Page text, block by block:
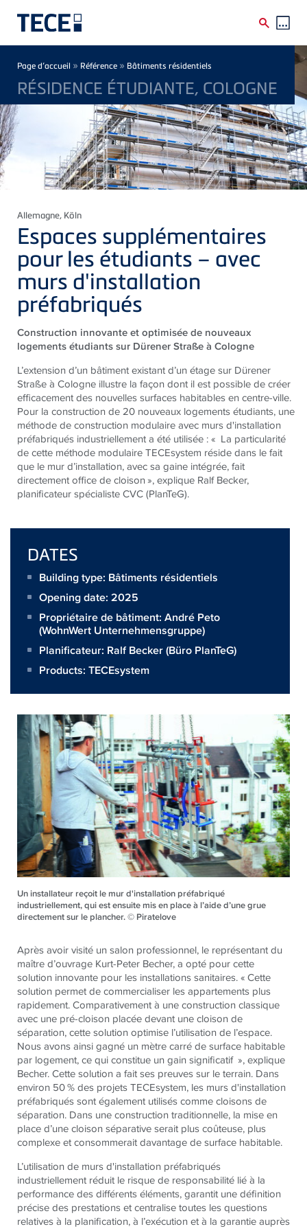
Breadcrumb
Page d’accueil » Référence » Bâtiments résidentiels
RÉSIDENCE ÉTUDIANTE, COLOGNE
Allemagne, Köln
Espaces supplémentaires
pour les étudiants – avec
murs d'installation
préfabriqués
Construction innovante et optimisée de nouveaux
logements étudiants sur Dürener Straße à Cologne
L’extension d’un bâtiment existant d’un étage sur Dürener
Straße à Cologne illustre la façon dont il est possible de créer
efficacement des nouvelles surfaces habitables en centre-ville.
Pour la construction de 20 nouveaux logements étudiants, une
méthode de construction modulaire avec murs d'installation
préfabriqués industriellement a été utilisée : « La particularité
de cette méthode modulaireTECEsystem réside dans le fait
que le mur d’installation, avec sa gaine intégrée, fait
directement office de cloison », explique Ralf Becker,
planificateur spécialiste CVC (PlanTeG).
DATES
Building type: Bâtiments résidentiels
Opening date: 2025
Propriétaire de bâtiment: André Peto
(WohnWert Unternehmensgruppe)
Planificateur: Ralf Becker (Büro PlanTeG)
Products: TECEsystem
Un installateur reçoit le mur d'installation préfabriqué
industriellement, qui est ensuite mis en place à l’aide d’une grue
directement sur le plancher. © Piratelove
Après avoir visité un salon professionnel, le représentant du
maître d’ouvrage Kurt-Peter Becher, a opté pour cette
solution innovante pour les installations sanitaires. « Cette
solution permet de commercialiser les appartements plus
rapidement. Comparativement à une construction classique
avec une pré-cloison placée devant une cloison de
séparation, cette solution optimise l’utilisation de l’espace.
Nous avons ainsi gagné un mètre carré de surface habitable
par logement, ce qui constitue un gain significatif », explique
Becher. Cette solution a fait ses preuves sur le terrain. Dans
environ 50 % des projets TECEsystem, les murs d'installation
préfabriquéssont également utilisés comme cloisons de
séparation. Dans une construction traditionnelle, la mise en
place d’une cloison séparative serait plus coûteuse, plus
complexe et consommerait davantage de surface habitable.
L’utilisation de murs d'installation préfabriqués
industriellement réduit le risque de responsabilité lié à la
performance des différents éléments, garantit une définition
précise des prestations et centralise toutes les questions
relatives à la planification, à l’exécution et à la garantie auprès